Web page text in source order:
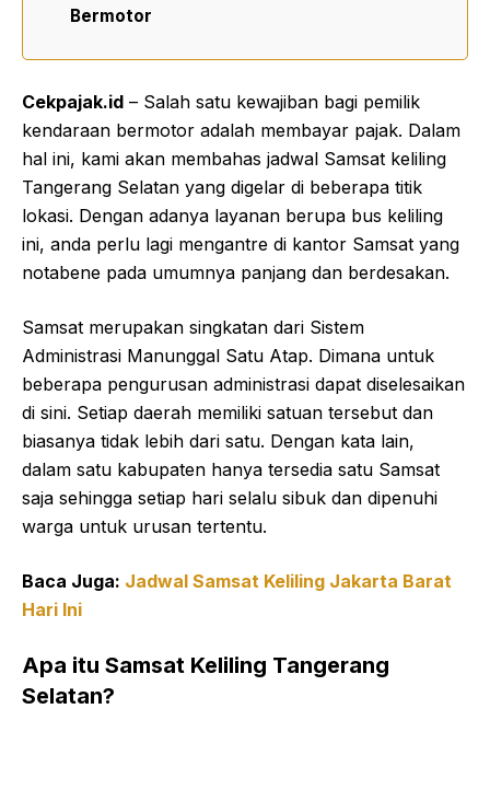
Bermotor
Cekpajak.id – Salah satu kewajiban bagi pemilik
kendaraan bermotor adalah membayar pajak. Dalam
hal ini, kami akan membahas jadwal Samsat keliling
Tangerang Selatan yang digelar di beberapa titik
lokasi. Dengan adanya layanan berupa bus keliling
ini, anda perlu lagi mengantre di kantor Samsat yang
notabene pada umumnya panjang dan berdesakan.
Samsat merupakan singkatan dari Sistem
Administrasi Manunggal Satu Atap. Dimana untuk
beberapa pengurusan administrasi dapat diselesaikan
di sini. Setiap daerah memiliki satuan tersebut dan
biasanya tidak lebih dari satu. Dengan kata lain,
dalam satu kabupaten hanya tersedia satu Samsat
saja sehingga setiap hari selalu sibuk dan dipenuhi
warga untuk urusan tertentu.
Baca Juga: Jadwal Samsat Keliling Jakarta Barat
Hari Ini
Apa itu Samsat Keliling Tangerang
Selatan?